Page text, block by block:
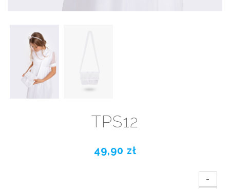
TPS12
49,90 zł
-